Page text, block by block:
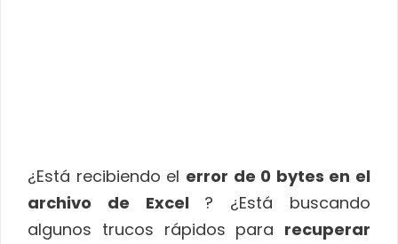
¿Está recibiendo el error de 0 bytes en el
archivo de Excel ? ¿Está buscando
algunos trucos rápidos para recuperar